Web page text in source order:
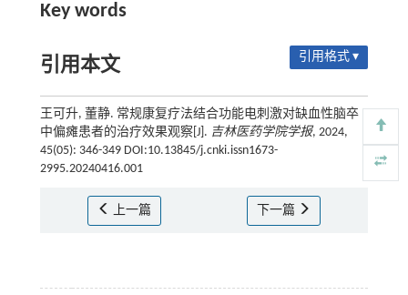
Key words
引用本文 引用格式 ▾
王可升, 董静. 常规康复疗法结合功能电刺激对缺血性脑卒
中偏瘫患者的治疗效果观察[J]. 吉林医药学院学报, 2024,
45(05): 346-349 DOI:10.13845/j.cnki.issn1673-
2995.20240416.001
上一篇 下一篇